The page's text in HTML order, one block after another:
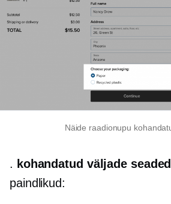
Näide raadionupu
. kohandatud väljade seaded
paindlikud: